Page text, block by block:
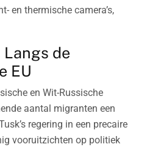
en thermische camera’s,
de
EU
en Wit-Russische
aantal migranten een
regering in een precaire
vooruitzichten op politiek